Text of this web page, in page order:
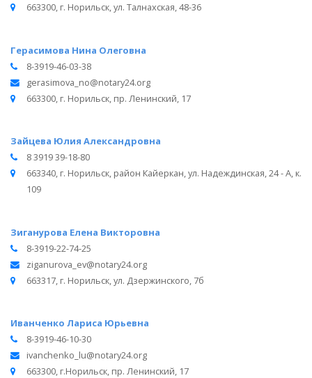
663300, г. Норильск, ул. Талнахская, 48-36
Герасимова Нина Олеговна
8-3919-46-03-38
gerasimova_no@notary24.org
663300, г. Норильск, пр. Ленинский, 17
Зайцева Юлия Александровна
8 3919 39-18-80
663340, г. Норильск, район Кайеркан, ул. Надеждинская, 24 - А, к.
109
Зиганурова Елена Викторовна
8-3919-22-74-25
ziganurova_ev@notary24.org
663317, г. Норильск, ул. Дзержинского, 7б
Иванченко Лариса Юрьевна
8-3919-46-10-30
ivanchenko_lu@notary24.org
663300, г.Норильск, пр. Ленинский, 17